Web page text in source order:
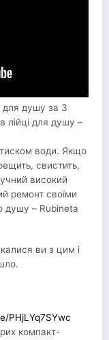
для душу за 3
лійці для душу –
води. Якщо
свистить,
високий
ремонт своїми
душу – Rubineta
ви з цим і
PHjLYq7SYwc
компакт-